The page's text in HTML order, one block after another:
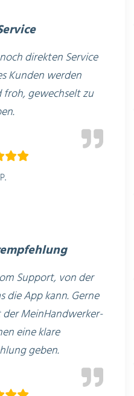
direkten Service
Kunden werden
gewechselt zu
Support, von der
die App kann. Gerne
MeinHandwerker-
eineklare
geben.